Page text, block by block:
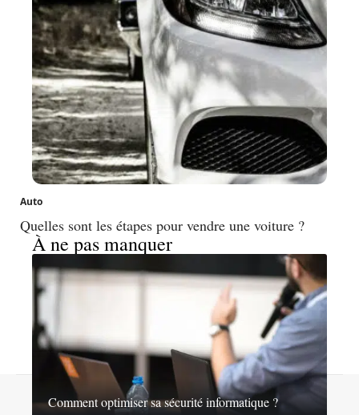
Auto
Quelles sont les étapes pour vendre une voiture ?
À ne pas manquer
Comment optimiser sa sécurité informatique ?
Mentions légales Sitemap